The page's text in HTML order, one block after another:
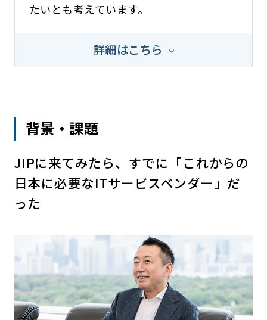
たいとも考えています。
詳細はこちら
背景・課題
JIPに来てみたら、すでに「これからの
日本に必要なITサービスベンダー」だ
った